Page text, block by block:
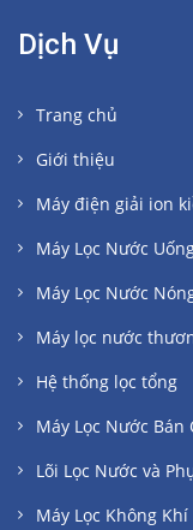
Dịch Vụ
Trang chủ
Giới thiệu
Máy điện giải ion
Máy Lọc Nước
Máy Lọc Nước
Máy lọc nước
Hệ thống lọc tổng
Máy Lọc Nước Bán
Lõi Lọc Nước và
Máy Lọc Không Khí